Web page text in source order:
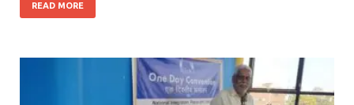
READ MORE